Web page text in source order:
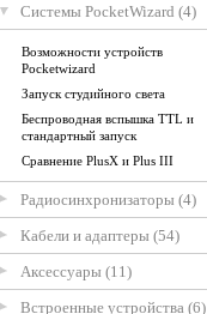
Системы PocketWizard (4)
Возможности устройств
Pocketwizard
Запуск студийного света
Беспроводная вспышка TTL и
стандартный запуск
Сравнение PlusX и Plus III
Радиосинхронизаторы (4)
Кабели и адаптеры (54)
Аксессуары (11)
Встроенные устройства (6)